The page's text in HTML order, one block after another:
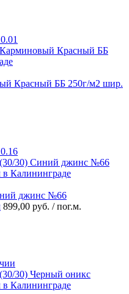
Красный ББ 250г/м2 шир.
джинс №66
899,00 руб. / пог.м.